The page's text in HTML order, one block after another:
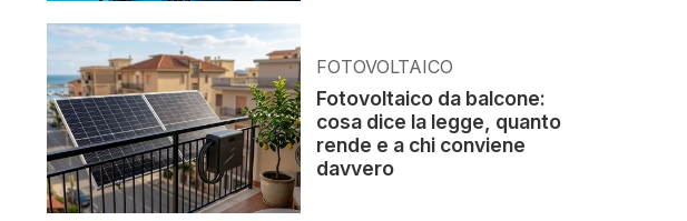
FOTOVOLTAICO
Fotovoltaico da balcone:
cosa dice la legge, quanto
rende e a chi conviene
davvero